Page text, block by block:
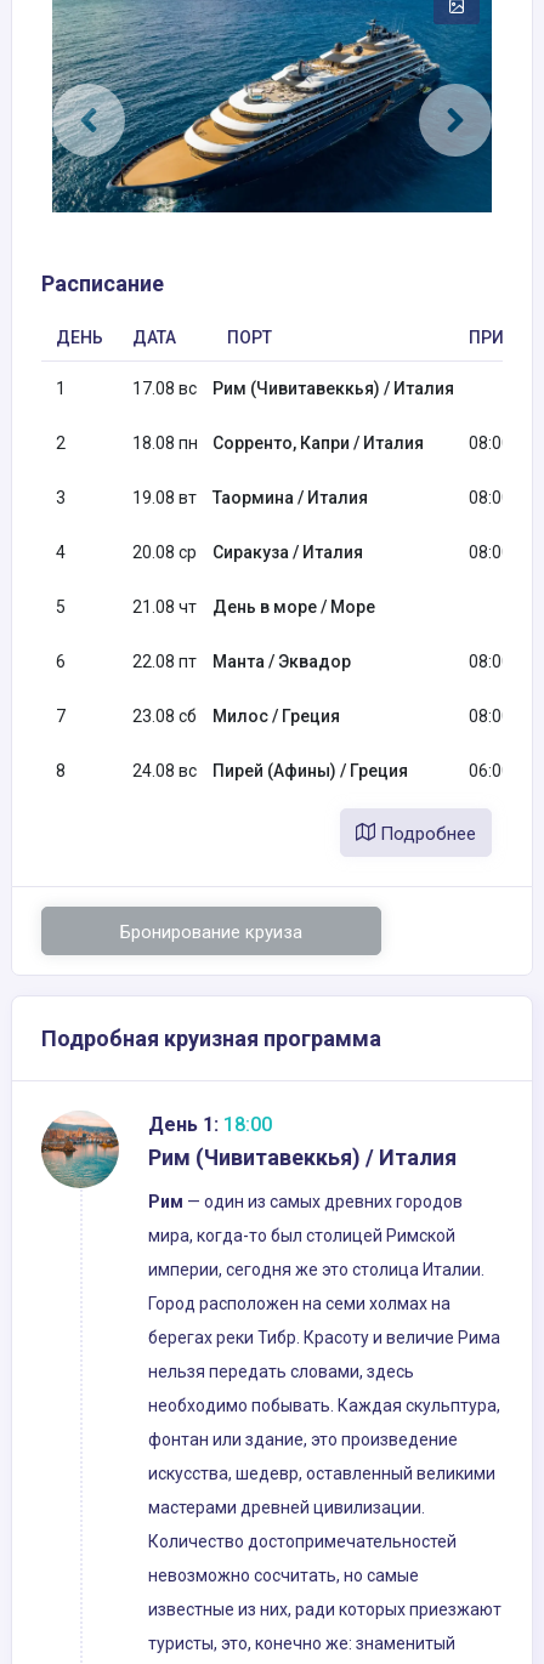
Расписание
ДЕНЬ ДАТА ПОРТ
1 17.08 вс Рим (Чивитавеккья) / Италия
2 18.08 пн Сорренто, Капри / Италия 08:00
3 19.08 вт Таормина / Италия 08:00
4 20.08 ср Сиракуза / Италия 08:00
5 21.08 чт День в море / Море
6 22.08 пт Манта / Эквадор 08:00
7 23.08 сб Милос / Греция 08:00
8 24.08 вс Пирей (Афины) / Греция 06:00
Подробнее
Бронирование круиза
Подробная круизная программа
День 1: 18:00
Рим (Чивитавеккья) / Италия
Рим — один из самых древних городов
мира, когда-то был столицей Римской
империи, сегодня же это столица Италии.
Город расположен на семи холмах на
берегах реки Тибр. Красоту и величие Рима
нельзя передать словами, здесь
необходимо побывать. Каждая скульптура,
фонтан или здание, это произведение
искусства, шедевр, оставленный великими
мастерами древней цивилизации.
Количество достопримечательностей
невозможно сосчитать, но самые
известные из них, ради которых приезжают
туристы, это, конечно же: знаменитый